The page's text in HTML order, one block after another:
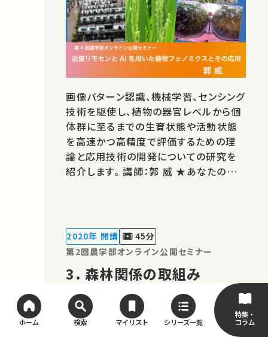
ホーム 検索 マイリスト シリーズ一覧
特集・
コラム
画像パターン認識、機械学習、センシング
技術を駆使し、植物の器官レベルから個
体群に至るまでの生育状態や活動状態
を高速かつ高精度で評価するための理
論と応用技術の開発についての研究を
紹介します。 講師：郭 威 ★あなたのシェ
運営・著作権処理・映像編集：東京大学
大学総合教育研究センター
2020年 開講
45分
第2回農学部オンライン公開セミナー
3. 森林関係の取組み